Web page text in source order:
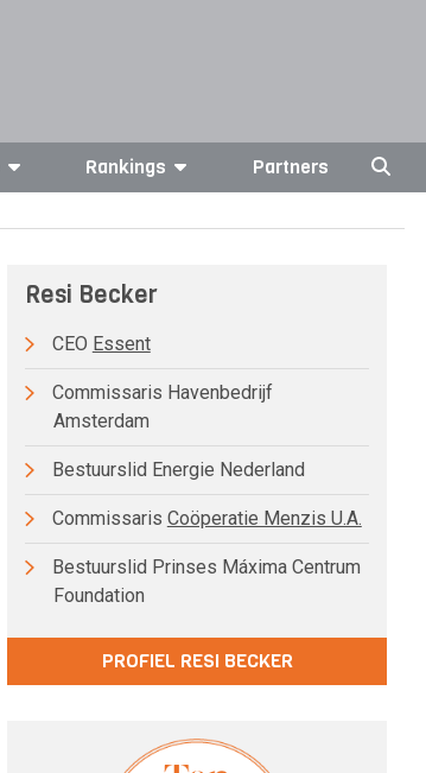
Rankings Partners
Resi Becker
CEO Essent
Commissaris Havenbedrijf
Amsterdam
Bestuurslid Energie Nederland
Commissaris Coöperatie Menzis U.A.
Bestuurslid Prinses Máxima Centrum
Foundation
PROFIEL RESI BECKER